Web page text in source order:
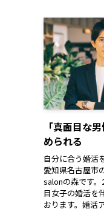
「真面目な
められる
自分に合う婚活
愛知県名古屋市
salonの森です
目女子の婚活を
おります。婚活